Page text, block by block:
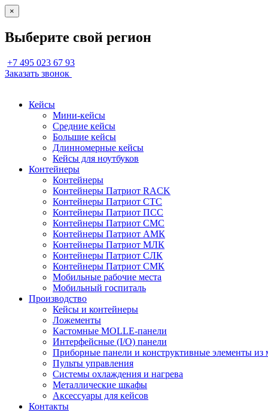
×
Выберите свой регион
+7 495 023 67 93
Заказать звонок
Кейсы
Мини-кейсы
Средние кейсы
Большие кейсы
Длинномерные кейсы
Кейсы для ноутбуков
Контейнеры
Контейнеры
Контейнеры Патриот RACK
Контейнеры Патриот СТС
Контейнеры Патриот ПСС
Контейнеры Патриот СМС
Контейнеры Патриот АМК
Контейнеры Патриот МЛК
Контейнеры Патриот СЛК
Контейнеры Патриот СМК
Мобильные рабочие места
Мобильный госпиталь
Производство
Кейсы и контейнеры
Ложементы
Кастомные MOLLE-панели
Интерфейсные (I/O) панели
Приборные панели и конструктивные элементы из
Пульты управления
Системы охлаждения и нагрева
Металлические шкафы
Аксессуары для кейсов
Контакты